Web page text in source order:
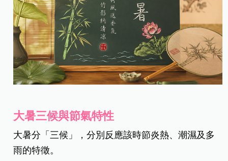
大暑三候與節氣特性
大暑分「三候」，分別反應該時節炎熱、潮濕及多
雨的特徵。